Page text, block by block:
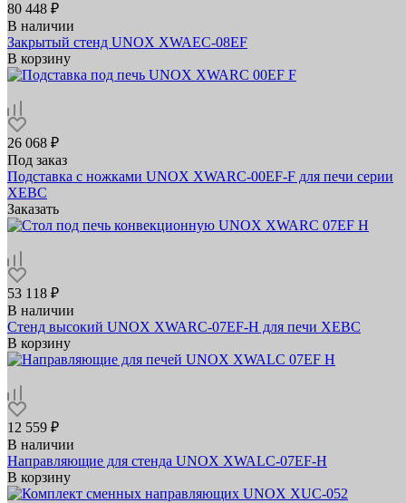
80 448 ₽
В наличии
Закрытый стенд UNOX XWAEC-08EF
В корзину
26 068 ₽
Под заказ
Подставка с ножками UNOX XWARC-00EF-F для печи серии
XEBC
Заказать
53 118 ₽
В наличии
Стенд высокий UNOX XWARC-07EF-H для печи XEBC
В корзину
12 559 ₽
В наличии
Направляющие для стенда UNOX XWALC-07EF-H
В корзину